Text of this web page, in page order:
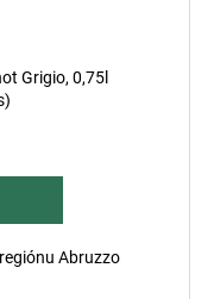
Grigio, 0,75l
Abruzzo